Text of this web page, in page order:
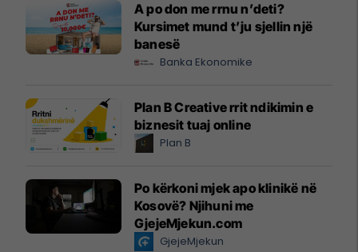
A po don me rrnu n’deti?
Kursimet mund t’ju sjellin një
banesë
Banka Ekonomike
Plan B Creative rrit ndikimin e
biznesit tuaj online
Plan B
Po kërkoni mjek apo klinikë në
Kosovë? Njihuni me
GjejeMjekun.com
GjejeMjekun